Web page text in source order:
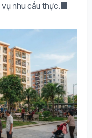
nhu cầu thực.🏢